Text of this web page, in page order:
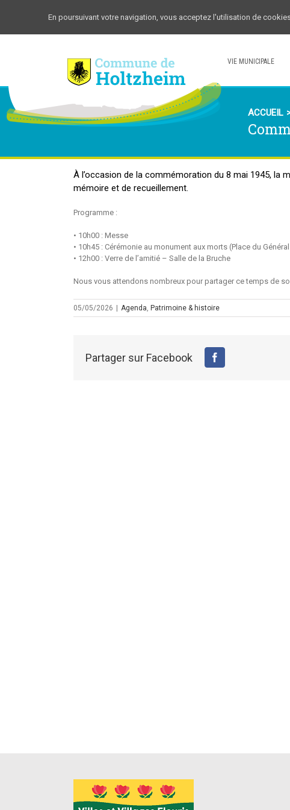
VIE MUNICIPALE
ACCUEIL
À l’occasion de la commémoration du 8 mai 1945, la
mémoire et de recueillement.
Programme :
• 10h00 : Messe
• 10h45 : Cérémonie au monument aux morts (Place du
• 12h00 : Verre de l’amitié – Salle de la Bruche
Nous vous attendons nombreux pour partager ce temps de
05/05/2026 Agenda, Patrimoine & histoire
Partager sur Facebook
En poursuivant votre navigation, vous acceptez l'utilisation de